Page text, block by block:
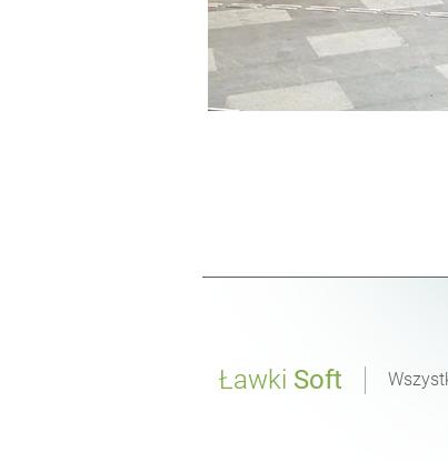
Ławki Soft